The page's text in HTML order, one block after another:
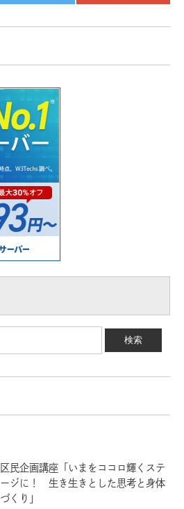
区民企画講座「いまをココロ輝くステ
ージに！ 生き生きとした思考と身体
づくり」